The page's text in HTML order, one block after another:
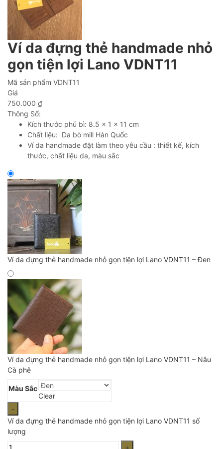
Ví da đựng thẻ handmade nhỏ
gọn tiện lợi Lano VDNT11
Mã sản phẩm VDNT11
Giá
750.000 ₫
Thông Số:
Kích thước phủ bì: 8.5 x 1 x 11 cm
Chất liệu: Da bò mill Hàn Quốc
Ví da handmade đặt làm theo yêu cầu : thiết kế, kích
thước, chất liệu da, màu sắc
Ví da đựng thẻ handmade nhỏ gọn tiện lợi Lano VDNT11 – Đen
Ví da đựng thẻ handmade nhỏ gọn tiện lợi Lano VDNT11 – Nâu
Cà phê
Màu Sắc
Clear
Ví da đựng thẻ handmade nhỏ gọn tiện lợi Lano VDNT11 số
lượng